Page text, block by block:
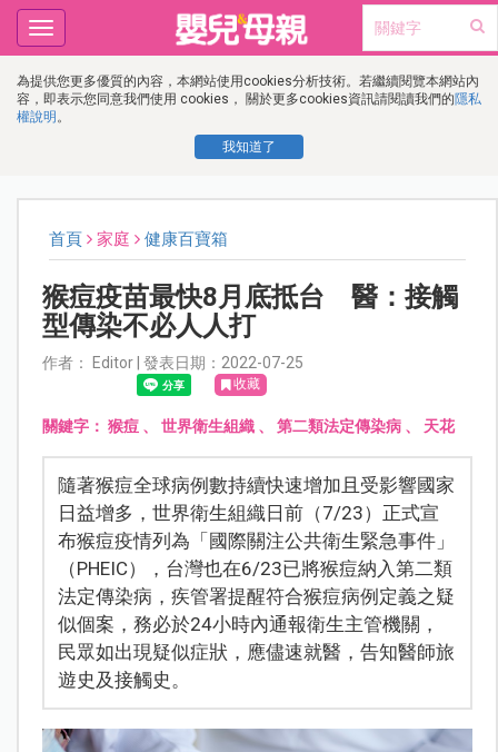
為提供您更多優質的內容，本網站使用cookies分析技術。若繼續閱覽本網站內
容，即表示您同意我們使用 cookies， 關於更多cookies資訊請閱讀我們的隱私
權說明 。
我知道了
Toggle
navigation
首頁 家庭 健康百寶箱
猴痘疫苗最快8月底抵台 醫：接觸
型傳染不必人人打
作者： Editor | 發表日期：2022-07-25
收藏
關鍵字： 猴痘、 世界衛生組織、 第二類法定傳染病、 天花
隨著猴痘全球病例數持續快速增加且受影響國家
日益增多，世界衛生組織日前（7/23）正式宣
布猴痘疫情列為「國際關注公共衛生緊急事件」
（PHEIC），台灣也在6/23已將猴痘納入第二類
法定傳染病，疾管署提醒符合猴痘病例定義之疑
似個案，務必於24小時內通報衛生主管機關，
民眾如出現疑似症狀，應儘速就醫，告知醫師旅
遊史及接觸史。